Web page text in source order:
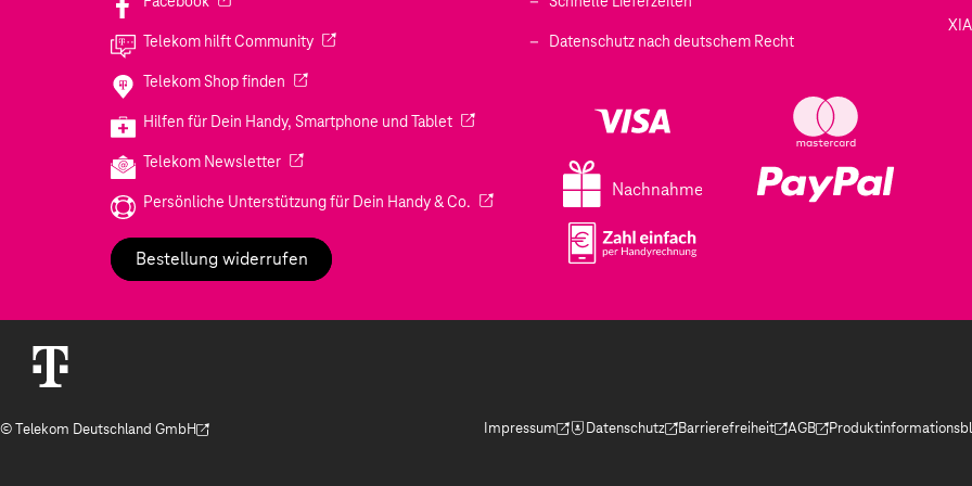
Telekom hilft Community(Wird in einem neuen Tab geöffnet)
Telekom Shop finden (Wird in einem neuen Tab geöffnet)
Hilfen für Dein Handy, Smartphone und Tablet(Wird in einem neuen Tab geöffnet)
Telekom Newsletter(Wird in einem neuen Tab geöffnet)
Persönliche Unterstützung für Dein Handy & Co. (Wird in einem neuen Tab geöffnet)
Bestellung widerrufen
Datenschutz nach deutschem Recht
Nachnahme
© Telekom Deutschland GmbH
(Der Link wird in einem neuen Tab geöffnet)
Impressum
(Der Link wird in einem neuen Tab geöffnet)
Datenschutz
(Der Link wird in einem neuen Tab geöffnet)
Barrierefreiheit
(Der Link wird in einem neuen Tab geöffnet)
AGB
(Der Link wird in einem
(Der Link wird in